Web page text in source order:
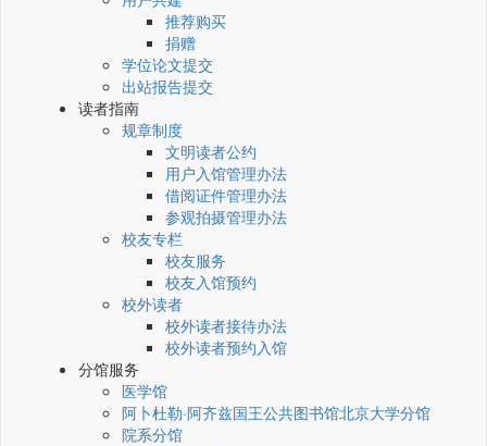
推荐购买
捐赠
学位论文提交
出站报告提交
读者指南
规章制度
文明读者公约
用户入馆管理办法
借阅证件管理办法
参观拍摄管理办法
校友专栏
校友服务
校友入馆预约
校外读者
校外读者接待办法
校外读者预约入馆
分馆服务
医学馆
阿卜杜勒·阿齐兹国王公共图书馆北京大学分馆
院系分馆